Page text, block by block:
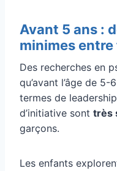
Avant 5 ans :
minimes
Des recherches en
qu’avant l’âge de
termes de
d’initiative sont très
garçons.
Les enfants